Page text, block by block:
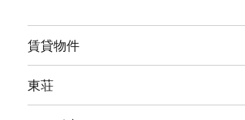
賃貸物件
東荘